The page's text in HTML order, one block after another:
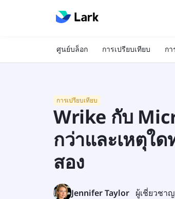
ศูนย์บล็อก การเปรียบเทียบ ก
การเปรียบเทียบ
Wrike กับ
กว่าและเหตุใ
สอง
Jennifer Taylor